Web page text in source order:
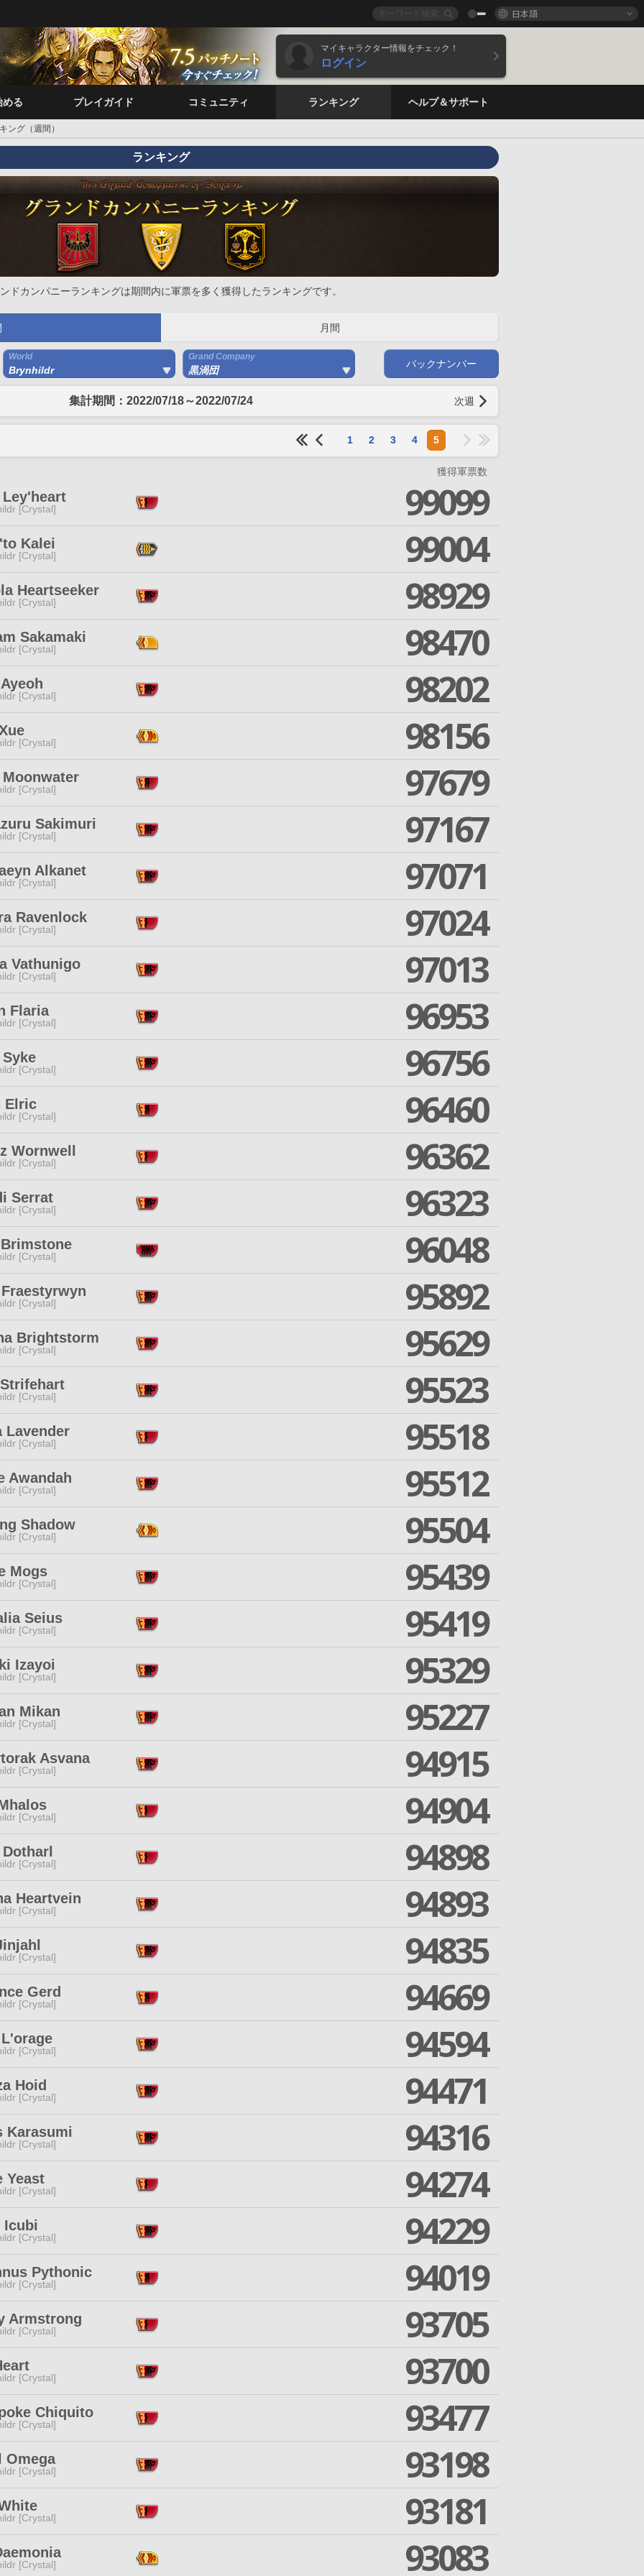
日本語
マイキャラクター情報をチェック！
ログイン
める プレイガイド コミュニティ ランキング ヘルプ＆サポート
ング（週間）
ランキング
ドカンパニーランキングは期間内に軍票を多く獲得したランキングです。
月間
World
Brynhildr
Grand Company
黒渦団
バックナンバー
集計期間：2022/07/18～2022/07/24 次週
1 2 3 4 5
獲得軍票数
Ley'heart
[Crystal] 99099
Kalei
[Crystal] 99004
Heartseeker
[Crystal] 98929
Sakamaki
[Crystal] 98470
[Crystal] 98202
[Crystal] 98156
Moonwater
[Crystal] 97679
Sakimuri
[Crystal] 97167
Alkanet
[Crystal] 97071
Ravenlock
[Crystal] 97024
Vathunigo
[Crystal] 97013
Flaria
[Crystal] 96953
[Crystal] 96756
Elric
[Crystal] 96460
Wornwell
[Crystal] 96362
Serrat
[Crystal] 96323
[Crystal] 96048
[Crystal] 95892
Brightstorm
[Crystal] 95629
[Crystal] 95523
Lavender
[Crystal] 95518
Awandah
[Crystal] 95512
Shadow
[Crystal] 95504
Mogs
[Crystal] 95439
Seius
[Crystal] 95419
Izayoi
[Crystal] 95329
Mikan
[Crystal] 95227
Asvana
[Crystal] 94915
[Crystal] 94904
[Crystal] 94898
Heartvein
[Crystal] 94893
[Crystal] 94835
Gerd
[Crystal] 94669
[Crystal] 94594
Hoid
[Crystal] 94471
Karasumi
[Crystal] 94316
Yeast
[Crystal] 94274
Icubi
[Crystal] 94229
Pythonic
[Crystal] 94019
Armstrong
[Crystal] 93705
[Crystal] 93700
Chiquito
[Crystal] 93477
Omega
[Crystal] 93198
[Crystal] 93181
[Crystal] 93083